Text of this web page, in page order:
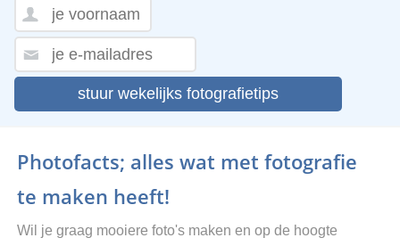
stuur wekelijks fotografietips
Photofacts; alles wat met fotografie
te maken heeft!
Wil je graag mooiere foto's maken en op de hoogte